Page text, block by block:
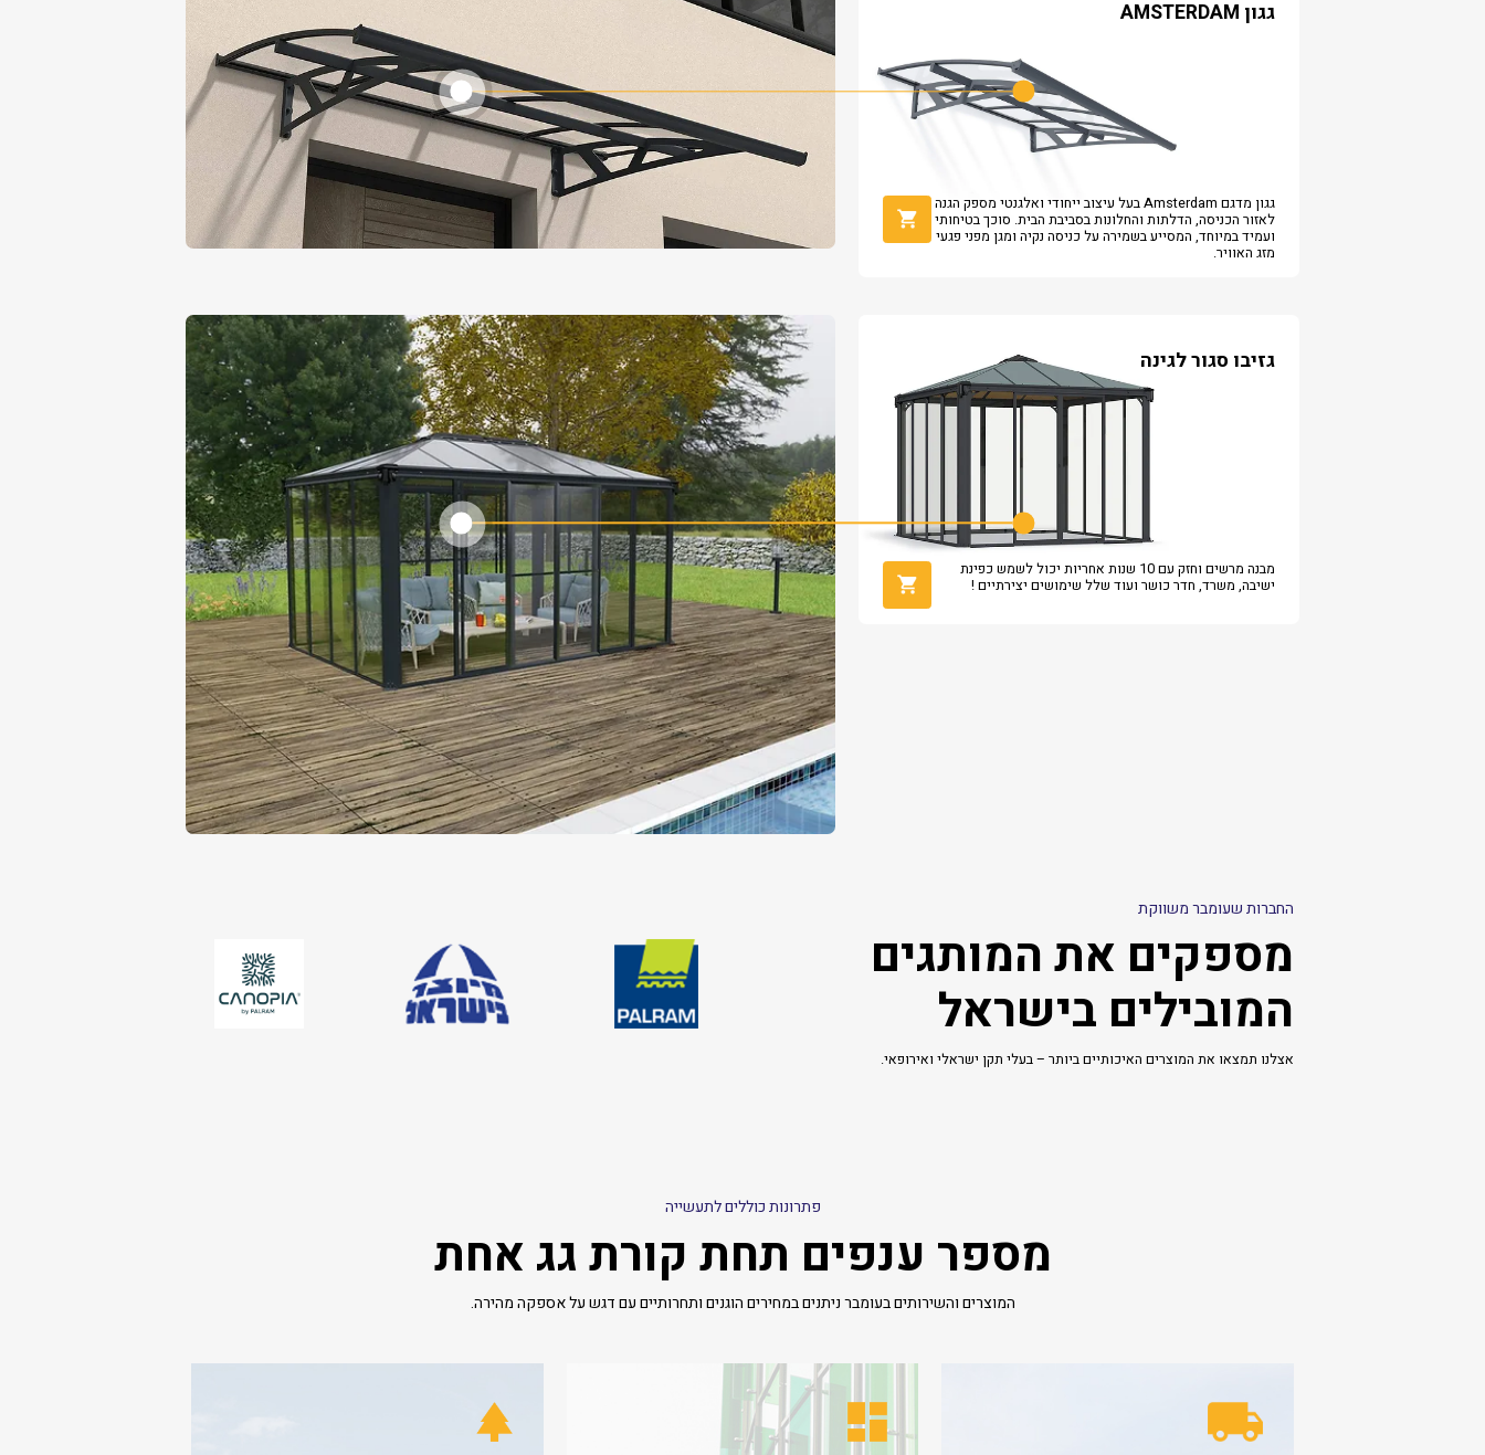
גגון AMSTERDAM
גגון מדגם Amsterdam בעל עיצוב ייחודי ואלגנטי מספק הגנה
לאזור הכניסה, הדלתות והחלונות בסביבת הבית. סוכך בטיחותי
ועמיד במיוחד, המסייע בשמירה על כניסה נקיה ומגן מפני פגעי
מזג האוויר.
גזיבו סגור לגינה
מבנה מרשים וחזק עם 10 שנות אחריות יכול לשמש כפינת
ישיבה, משרד, חדר כושר ועוד שלל שימושים יצירתיים !
החברות שעומבר משווקת
מספקים את המותגים
המובילים בישראל
אצלנו תמצאו את המוצרים האיכותיים ביותר – בעלי תקן ישראלי ואירופאי.
פתרונות כוללים לתעשייה
מספר ענפים תחת קורת גג אחת
המוצרים והשירותים בעומבר ניתנים במחירים הוגנים ותחרותיים עם דגש על אספקה מהירה.